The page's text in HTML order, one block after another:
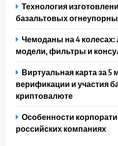
Технология
базальтовых
Чемоданы на 4
модели, фильтры и
Виртуальная карта за 5
верификации и участия
криптовалюте
Особенности
российских компаниях